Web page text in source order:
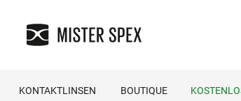
KONTAKTLINSEN BOUTIQUE